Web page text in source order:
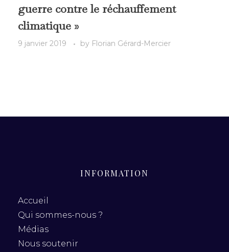
guerre contre le réchauffement
climatique »
9 janvier 2019 by Florian Gérard-Mercier
INFORMATION
Accueil
Qui sommes-nous ?
Médias
Nous soutenir